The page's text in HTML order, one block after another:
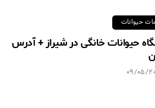
حیوانات
حیوانات خانگی در شیراز + آدرس
09/05/